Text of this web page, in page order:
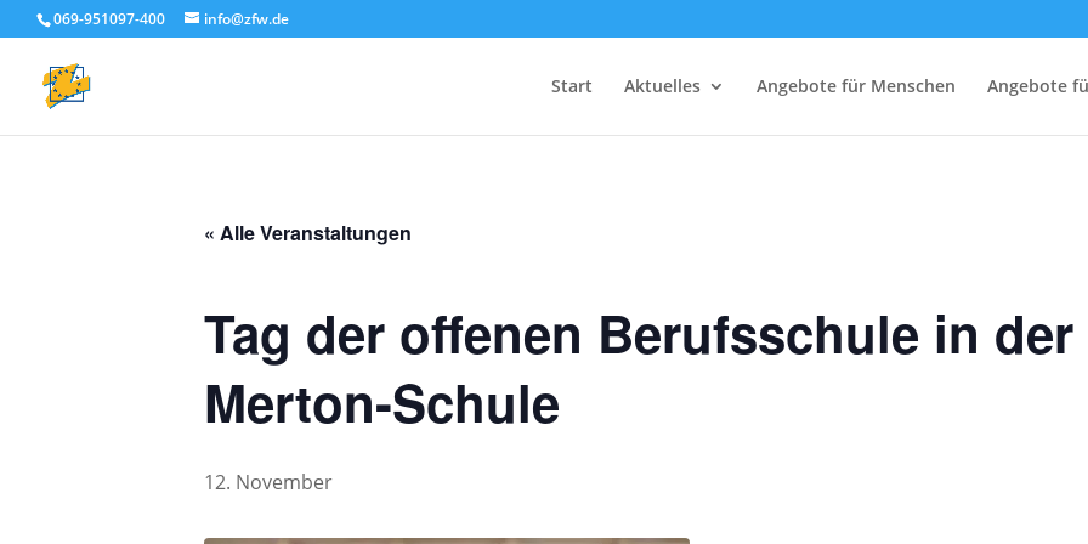
069-951097-400 info@zfw.de
Start Aktuelles Angebote für Menschen Angebote
« Alle Veranstaltungen
Tag der offenen Berufsschule in
Merton-Schule
12. November